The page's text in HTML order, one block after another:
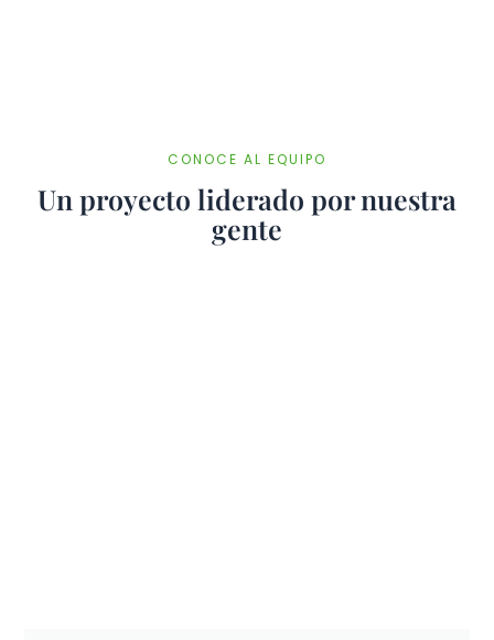
CONOCE AL EQUIPO
Un proyecto liderado por nuestra
gente